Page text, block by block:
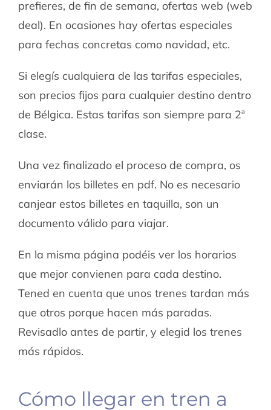
prefieres, de fin de semana, ofertas web (web
deal). En ocasiones hay ofertas especiales
para fechas concretas como navidad, etc.
Si elegís cualquiera de las tarifas especiales,
son precios fijos para cualquier destino dentro
de Bélgica. Estas tarifas son siempre para 2ª
clase.
Una vez finalizado el proceso de compra, os
enviarán los billetes en pdf. No es necesario
canjear estos billetes en taquilla, son un
documento válido para viajar.
En la misma página podéis ver los horarios
que mejor convienen para cada destino.
Tened en cuenta que unos trenes tardan más
que otros porque hacen más paradas.
Revisadlo antes de partir, y elegid los trenes
más rápidos.
Cómo llegar en tren a